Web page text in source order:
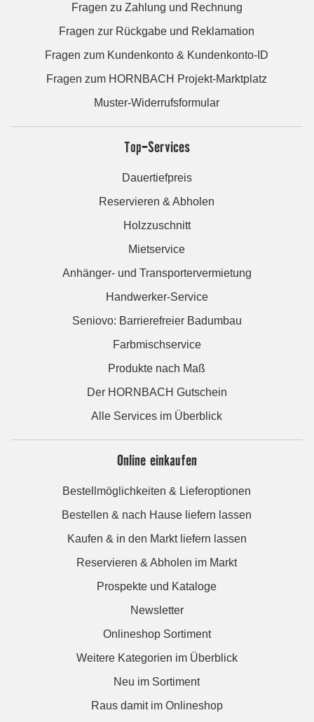
Fragen zu Zahlung und Rechnung
Fragen zur Rückgabe und Reklamation
Fragen zum Kundenkonto & Kundenkonto-ID
Fragen zum HORNBACH Projekt-Marktplatz
Muster-Widerrufsformular
Top-Services
Dauertiefpreis
Reservieren & Abholen
Holzzuschnitt
Mietservice
Anhänger- und Transportervermietung
Handwerker-Service
Seniovo: Barrierefreier Badumbau
Farbmischservice
Produkte nach Maß
Der HORNBACH Gutschein
Alle Services im Überblick
Online einkaufen
Bestellmöglichkeiten & Lieferoptionen
Bestellen & nach Hause liefern lassen
Kaufen & in den Markt liefern lassen
Reservieren & Abholen im Markt
Prospekte und Kataloge
Newsletter
Onlineshop Sortiment
Weitere Kategorien im Überblick
Neu im Sortiment
Raus damit im Onlineshop